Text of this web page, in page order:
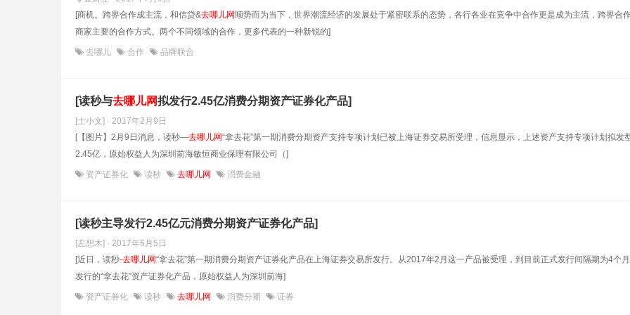
[商机。跨界合作成主流，和信贷&去哪儿网 顺势而为当下，世界潮流经济的发展处于紧密联系的态势，各行各业在竞争中合作更是成为主流，跨界合
商家主要的合作方式。两个不同领域的合作，更多代表的一种新锐的]
去哪儿 合作 品牌联合
[读秒与去哪儿网拟发行2.45亿消费分期资产证券化产品]
[士小文] · 2017年2月9日
[【图片】2月9日消息，读秒—去哪儿网“拿去花”第一期消费分期资产支持专项计划已被上海证券交易所受理，信息显示，上述资产支持专项计划拟发
2.45亿，原始权益人为深圳前海敏恒商业保理有限公司（]
资产证券化 读秒 去哪儿网 消费金融
[读秒主导发行2.45亿元消费分期资产证券化产品]
[左想木] · 2017年6月5日
[近日，读秒-去哪儿网“拿去花”第一期消费分期资产证券化产品在上海证券交易所发行。从2017年2月这一产品被受理，到目前正式发行间隔期为4个
发行的“拿去花”资产证券化产品，原始权益人为深圳前海]
资产证券化 读秒 去哪儿网 消费分期 证券